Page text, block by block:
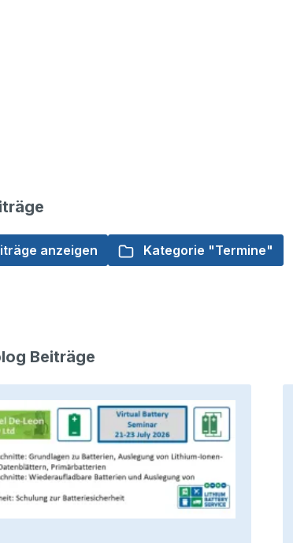
anzeigen Kategorie "Termine"
Beiträge